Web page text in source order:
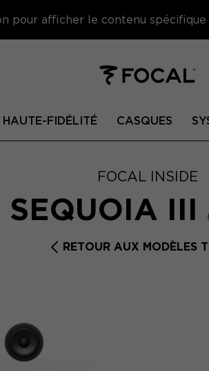
pour afficher le contenu
HAUTE-FIDÉLITÉ CASQUES
FOCAL INSIDE
SEQUOIA III
RETOUR AUX MODÈLES